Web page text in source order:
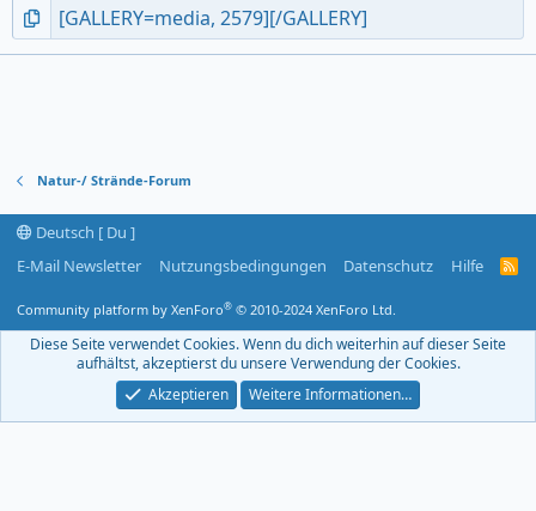
Natur-/ Strände-Forum
Deutsch [ Du ]
E-Mail Newsletter
Nutzungsbedingungen Datenschutz Hilfe
R
F
Community platform by XenForo® © 2010-2024 XenForo Ltd.
Diese Seite verwendet Cookies. Wenn du dich weiterhin auf dieser Seite
aufhältst, akzeptierst du unsere Verwendung der Cookies.
Akzeptieren
Weitere Informationen…